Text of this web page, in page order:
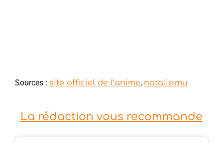
Sources : site officiel de l’anime, natalie.mu
La rédaction vous recommande